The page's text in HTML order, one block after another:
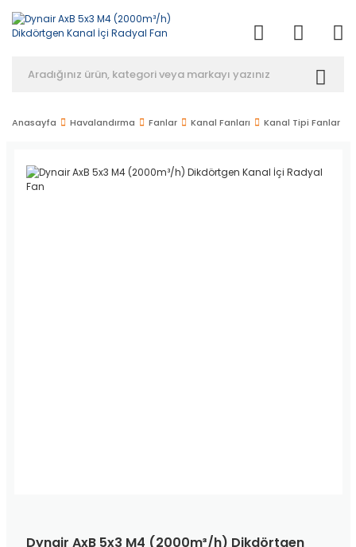
Anasayfa Havalandırma Fanlar Kanal Fanları Kanal Tipi Fanlar
Dynair AxB 5x3 M4 (2000m³/h) Dikdörtgen